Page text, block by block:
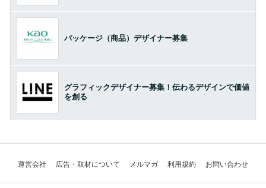
パッケージ（商品）デザイナー募集
グラフィックデザイナー募集！伝わるデザインで価値
を創る
運営会社 広告・取材について メルマガ 利用規約 お問い合わせ